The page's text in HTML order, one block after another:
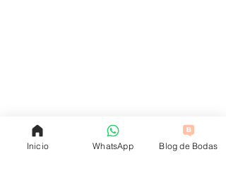
Inicio WhatsApp Blog de Bodas